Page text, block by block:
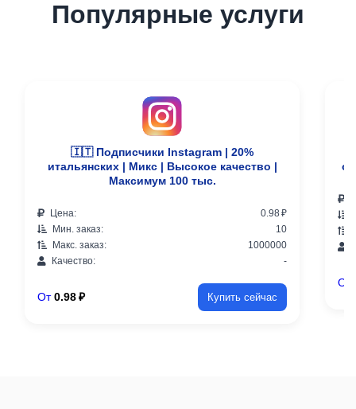
Популярные услуги
🇮🇹 Подписчики Instagram | 20%
итальянских | Микс | Высокое качество |
Максимум 100 тыс.
Цена:
0.98 ₽
Мин. заказ:
10
Макс. заказ:
1000000
Качество:
-
От 0.98 ₽ Купить сейчас
От